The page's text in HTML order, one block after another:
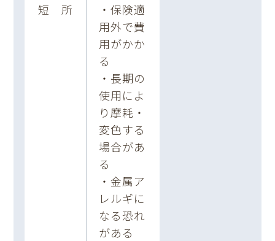
短 所
・保険適
用外で費
用がかか
る
・長期の
使用によ
り摩耗・
変色する
場合があ
る
・金属ア
レルギに
なる恐れ
がある